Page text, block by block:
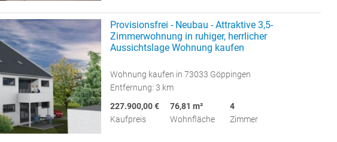
Provisionsfrei - Neubau - Attraktive 3,5-
Zimmerwohnung in ruhiger, herrlicher
Aussichtslage Wohnung kaufen
Wohnung kaufen in 73033 Göppingen
Entfernung: 3 km
227.900,00 €
Kaufpreis
76,81 m²
Wohnfläche
4
Zimmer